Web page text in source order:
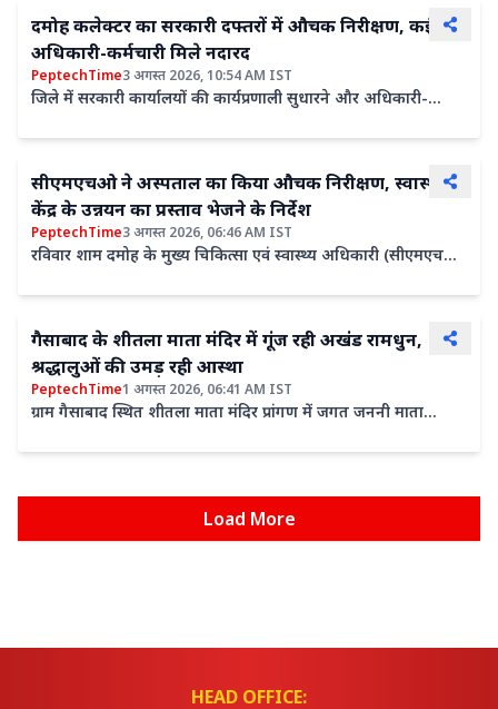
दमोह कलेक्टर का सरकारी दफ्तरों में औचक निरीक्षण, कई
अधिकारी-कर्मचारी मिले नदारद
PeptechTime3 अगस्त 2026, 10:54 AM IST
जिले में सरकारी कार्यालयों की कार्यप्रणाली सुधारने और अधिकारी-
सीएमएचओ ने अस्पताल का किया औचक निरीक्षण, स्वास्थ्य
केंद्र के उन्नयन का प्रस्ताव भेजने के निर्देश
PeptechTime3 अगस्त 2026, 06:46 AM IST
रविवार शाम दमोह के मुख्य चिकित्सा एवं स्वास्थ्य अधिकारी (सीएमएचओ)
गैसाबाद के शीतला माता मंदिर में गूंज रही अखंड रामधुन,
श्रद्धालुओं की उमड़ रही आस्था
PeptechTime1 अगस्त 2026, 06:41 AM IST
ग्राम गैसाबाद स्थित शीतला माता मंदिर प्रांगण में जगत जननी माता
Load More
HEAD OFFICE: